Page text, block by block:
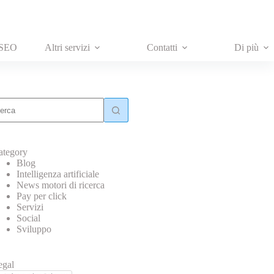
Altri servizi Contatti Di più
Blog
Intelligenza artificiale
News motori di ricerca
Pay per click
Servizi
Social
Sviluppo